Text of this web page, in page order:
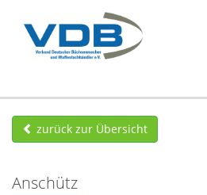
zurück zur Übersicht
Anschütz